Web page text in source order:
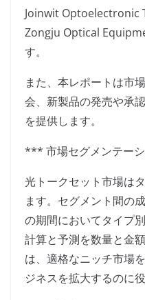
Joinwit Optoelectronic
Zongju Optical
す。
また、本レポートは市
会、新製品の発売や承
を提供します。
*** 市場セグメンテー
光トークセット市場は
ます。セグメント間の
の期間においてタイプ
計算と予測を数量と金
は、適格なニッチ市場
ジネスを拡大するのに役